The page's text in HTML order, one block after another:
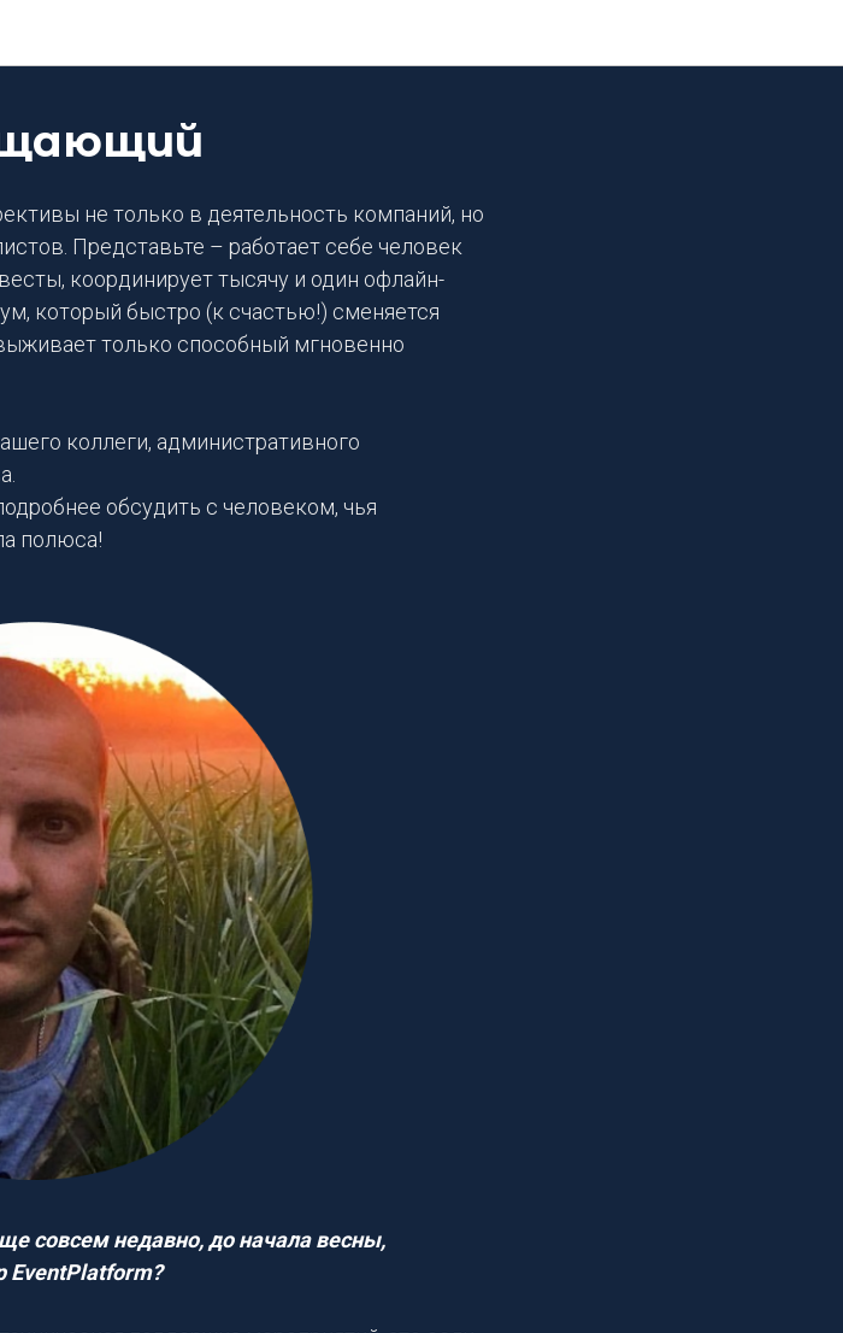
не только в деятельность компаний, но
Представьте – работает себе человек
координирует тысячу и один офлайн-
который быстро (к счастью!) сменяется
только способный мгновенно
коллеги, административного
обсудить с человеком, чья
полюса!
совсем недавно, до начала весны,
EventPlatform?